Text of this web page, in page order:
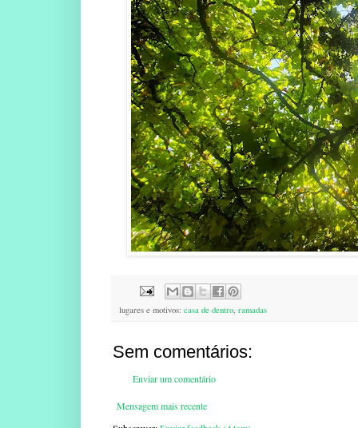
lugares e motivos: casa de dentro, ramadas
Sem comentários:
Enviar um comentário
Mensagem mais recente